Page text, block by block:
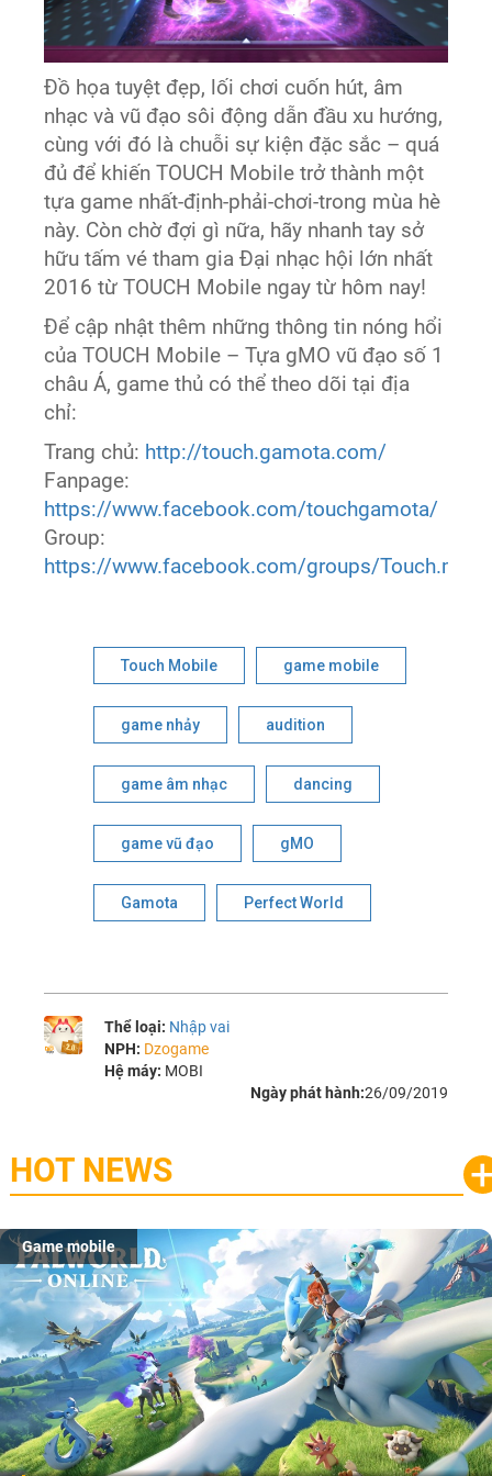
Đồ họa tuyệt đẹp, lối chơi cuốn hút, âm
nhạc và vũ đạo sôi động dẫn đầu xu hướng,
cùng với đó là chuỗi sự kiện đặc sắc – quá
đủ để khiến TOUCH Mobile trở thành một
tựa game nhất-định-phải-chơi-trong mùa hè
này. Còn chờ đợi gì nữa, hãy nhanh tay sở
hữu tấm vé tham gia Đại nhạc hội lớn nhất
2016 từ TOUCH Mobile ngay từ hôm nay!
Để cập nhật thêm những thông tin nóng hổi
của TOUCH Mobile – Tựa gMO vũ đạo số 1
châu Á, game thủ có thể theo dõi tại địa
chỉ:
Trang chủ: http://touch.gamota.com/
Fanpage:
https://www.facebook.com/touchgamota/
Group:
https://www.facebook.com/groups/Touch.mobi
Touch Mobile game mobile
game nhảy audition
game âm nhạc dancing
game vũ đạo gMO
Gamota Perfect World
Thể loại: Nhập vai
NPH: Dzogame
Hệ máy: MOBI
Ngày phát hành:26/09/2019
HOT NEWS
Game mobile